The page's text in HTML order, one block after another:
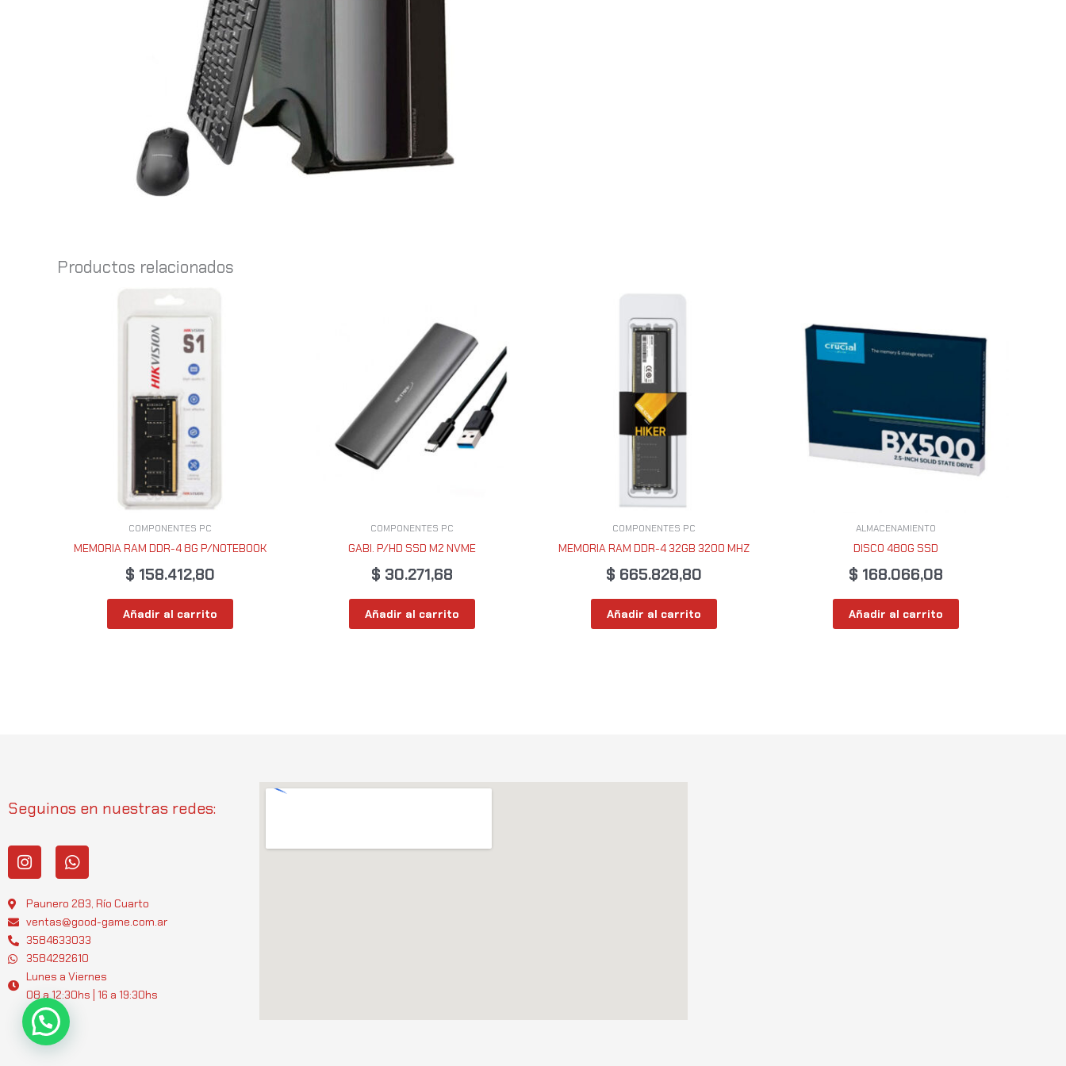
Productos relacionados
COMPONENTES PC
MEMORIA RAM DDR-4 8G P/NOTEBOOK
$ 158.412,80
Añadir al carrito
COMPONENTES PC
GABI. P/HD SSD M2 NVME
$ 30.271,68
Añadir al carrito
COMPONENTES PC
MEMORIA RAM DDR-4 32GB 3200 MHZ
$ 665.828,80
Añadir al carrito
ALMACENAMIENTO
DISCO 480G SSD
$ 168.066,08
Añadir al carrito
Seguinos en nuestras redes:
I
n
t
a
g
r
a
m
W
h
t
s
a
p
p
Paunero 283, Río Cuarto
ventas@good-game.com.ar
3584633033
3584292610
Lunes a Viernes
08 a 12:30hs | 16 a 19:30hs